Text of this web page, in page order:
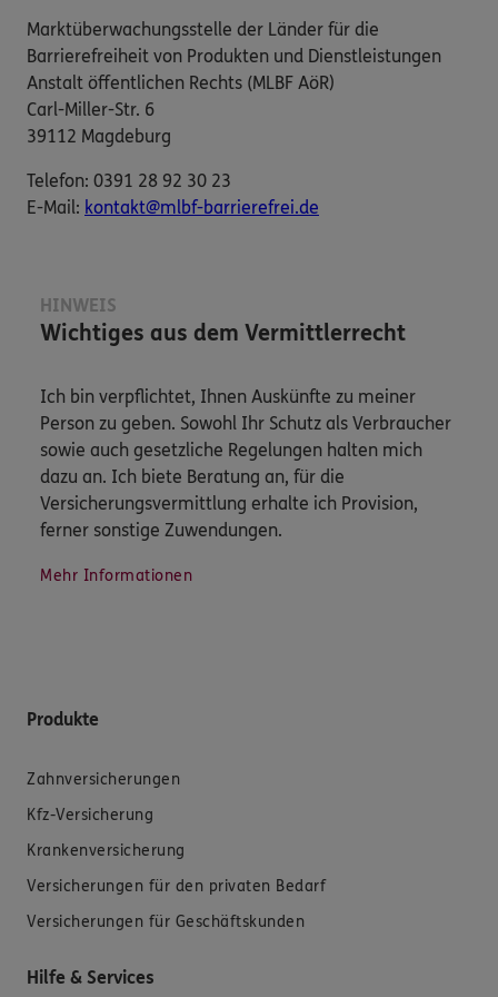
Marktüberwachungsstelle der Länder für die
Barrierefreiheit von Produkten und Dienstleistungen
Anstalt öffentlichen Rechts (MLBF AöR)
Carl-Miller-Str. 6
39112 Magdeburg
Telefon: 0391 28 92 30 23
E-​Mail: kontakt@mlbf-barrierefrei.de
HINWEIS
Wichtiges aus dem Vermittlerrecht
Ich bin verpflichtet, Ihnen Auskünfte zu meiner
Person zu geben. Sowohl Ihr Schutz als Verbraucher
sowie auch gesetzliche Regelungen halten mich
dazu an. Ich biete Beratung an, für die
Versicherungsvermittlung erhalte ich Provision,
ferner sonstige Zuwendungen.
Mehr Informationen
Produkte
Zahnversicherungen
Kfz-Versicherung
Krankenversicherung
Versicherungen für den privaten Bedarf
Versicherungen für Geschäftskunden
Hilfe & Services